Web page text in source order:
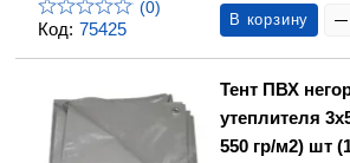
Код: 75425
(0)
В корзину
Тент ПВХ
утеплителя
550 гр/м2) шт